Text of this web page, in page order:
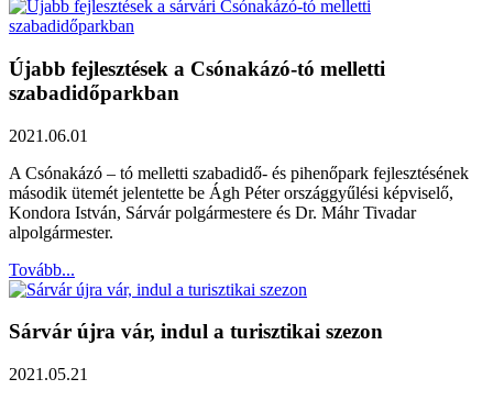
Újabb fejlesztések a Csónakázó-tó melletti
szabadidőparkban
2021.06.01
A Csónakázó – tó melletti szabadidő- és pihenőpark fejlesztésének
második ütemét jelentette be Ágh Péter országgyűlési képviselő,
Kondora István, Sárvár polgármestere és Dr. Máhr Tivadar
alpolgármester.
Tovább...
Sárvár újra vár, indul a turisztikai szezon
2021.05.21